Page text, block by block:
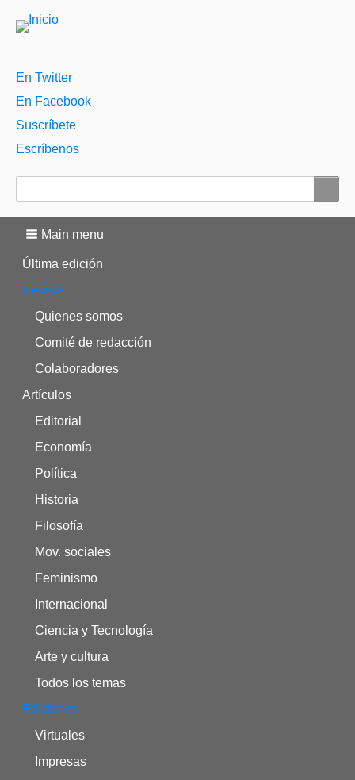
Menú
auxiliar
En Twitter
En Facebook
Suscríbete
Escríbenos
Main menu
Última edición
Revista
Quienes somos
Comité de redacción
Colaboradores
Artículos
Editorial
Economía
Política
Historia
Filosofía
Mov. sociales
Feminismo
Internacional
Ciencia y Tecnología
Arte y cultura
Todos los temas
Ediciones
Virtuales
Impresas